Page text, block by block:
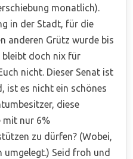
monatlich).
in der Stadt, für die
anderen Grütz wurde bis
bleibt doch nix für
nicht. Dieser Senat ist
ist es nicht ein schönes
diese
mit nur 6%
zu dürfen? (Wobei,
umgelegt.) Seid froh und